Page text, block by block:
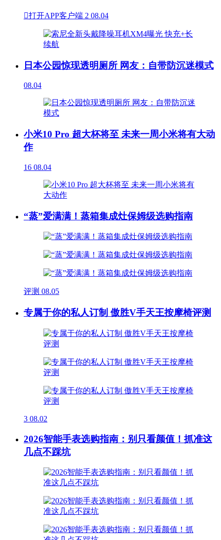
打开APP客户端 2 08.04
日本公园惊现透明厕所 网友：自带防沉迷模式
08.04
小米10 Pro 超大杯将至 未来一周小米将有大动
作
16 08.04
“蒸”爱满满！蒸箱集成灶保姆级选购指南
评测 08.05
专属于你的私人订制 傲胜V手天王按摩椅评测
3 08.02
2026智能手表选购指南：别只看颜值！抓准这
几点不踩坑